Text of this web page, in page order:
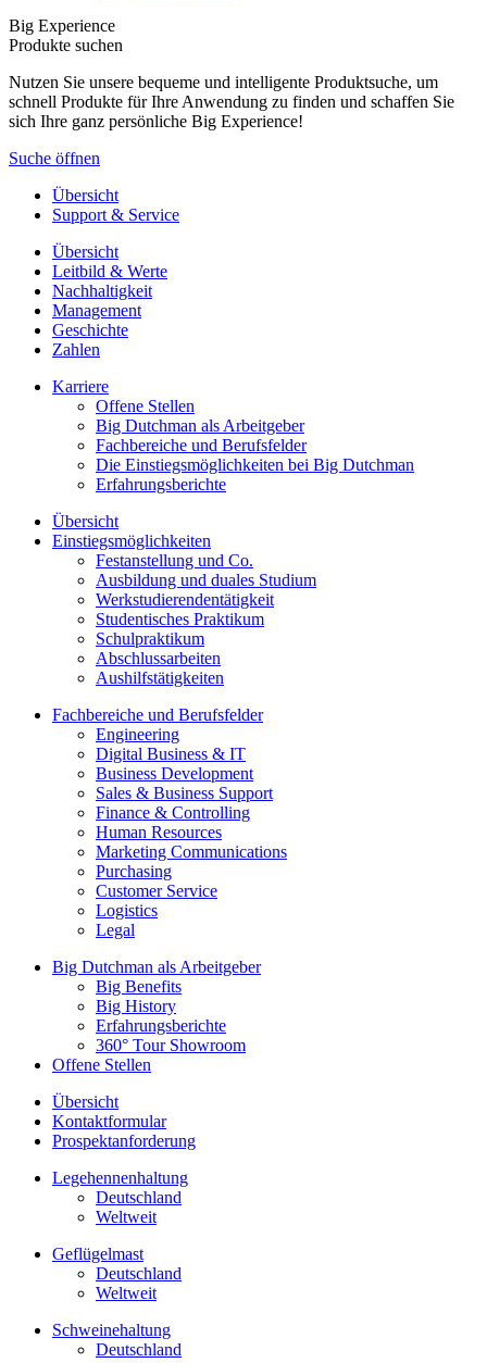
Big Experience
Produkte suchen
Nutzen Sie unsere bequeme und intelligente Produktsuche, um
schnell Produkte für Ihre Anwendung zu finden und schaffen Sie
sich Ihre ganz persönliche Big Experience!
Suche öffnen
Übersicht
Support & Service
Übersicht
Leitbild & Werte
Nachhaltigkeit
Management
Geschichte
Zahlen
Karriere
Offene Stellen
Big Dutchman als Arbeitgeber
Fachbereiche und Berufsfelder
Die Einstiegsmöglichkeiten bei Big Dutchman
Erfahrungsberichte
Übersicht
Einstiegsmöglichkeiten
Festanstellung und Co.
Ausbildung und duales Studium
Werkstudierendentätigkeit
Studentisches Praktikum
Schulpraktikum
Abschlussarbeiten
Aushilfstätigkeiten
Fachbereiche und Berufsfelder
Engineering
Digital Business & IT
Business Development
Sales & Business Support
Finance & Controlling
Human Resources
Marketing Communications
Purchasing
Customer Service
Logistics
Legal
Big Dutchman als Arbeitgeber
Big Benefits
Big History
Erfahrungsberichte
360° Tour Showroom
Offene Stellen
Übersicht
Kontaktformular
Prospektanforderung
Legehennenhaltung
Deutschland
Weltweit
Geflügelmast
Deutschland
Weltweit
Schweinehaltung
Deutschland